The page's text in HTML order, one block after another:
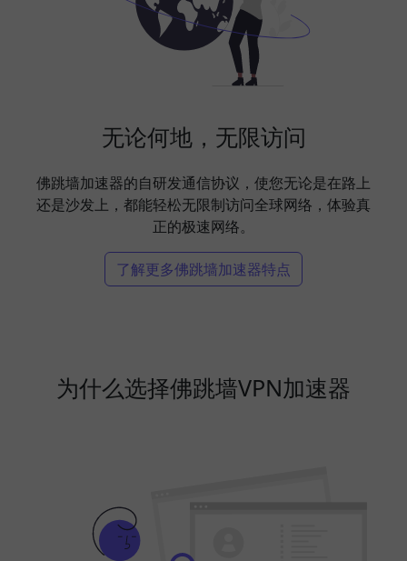
无论何地，无限访问
佛跳墙加速器的自研发通信协议，使您无论是在路上
还是沙发上，都能轻松无限制访问全球网络，体验真
正的极速网络。
了解更多佛跳墙加速器特点
为什么选择佛跳墙VPN加速器